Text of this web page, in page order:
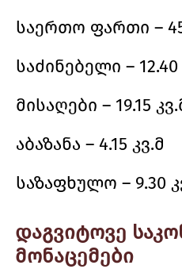
საერთო ფართი –
საძინებელი – 12.40
მისაღები – 19.15
აბაზანა – 4.15 კვ.მ
საზაფხულო – 9.30
დაგვიტოვე
მონაცემები